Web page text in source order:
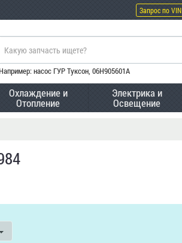
Запрос по VIN
Например: насос ГУР Туксон, 06H905601A
Охлаждение и
Отопление
Электрика и
Освещение